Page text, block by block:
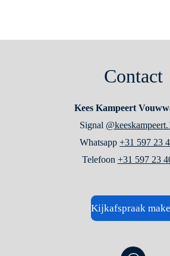
Contact
Kees Kampeert
Signal
Whatsapp +31 597 23
Telefoon +31 597 23
Kijkafspraak